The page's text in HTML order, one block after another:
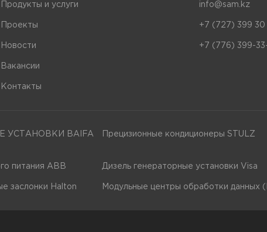
Продукты и услуги
Проекты
Новости
Вакансии
Контакты
info@sam.kz
+7 (727) 399 30
+7 (776) 399-33-
УСТАНОВКИ BAIFA
Прецизионные кондиционеры STULZ
питания ABB Дизель генераторные установки Visa
заслонки Halton Модульные центры обработки данных